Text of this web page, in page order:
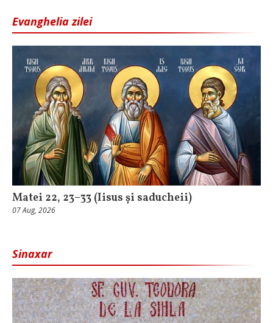
Evanghelia zilei
Matei 22, 23–33 (Iisus și saducheii)
07 Aug, 2026
Sinaxar